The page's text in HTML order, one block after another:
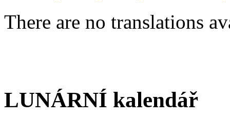
There are no translations
LUNÁRNÍ kalendář